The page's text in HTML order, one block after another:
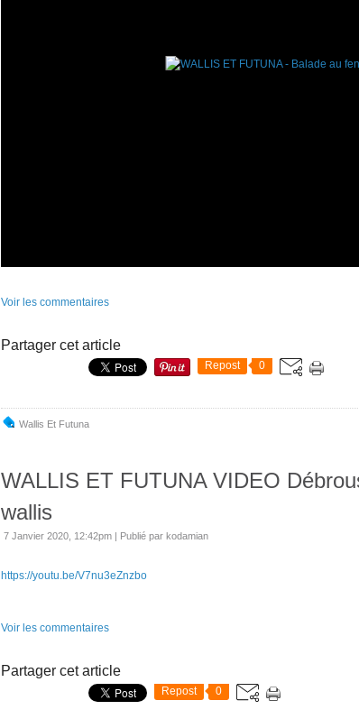
Voir les commentaires
Partager cet article
Repost 0
Wallis Et Futuna
WALLIS ET FUTUNA VIDEO
wallis
7 Janvier 2020, 12:42pm | Publié par kodamian
https://youtu.be/V7nu3eZnzbo
Voir les commentaires
Partager cet article
Repost 0